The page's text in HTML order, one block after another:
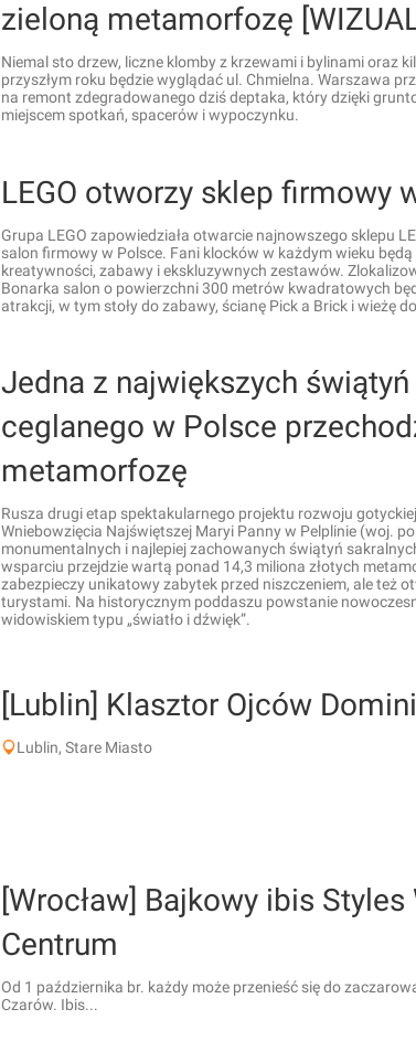
zieloną metamorfozę
Niemal sto drzew, liczne klomby z krzewami i bylinami oraz
przyszłym roku będzie wyglądać ul. Chmielna. Warszawa
na remont zdegradowanego dziś deptaka, który dzięki
miejscem spotkań, spacerów i wypoczynku.
LEGO otworzy sklep firmowy
Grupa LEGO zapowiedziała otwarcie najnowszego sklepu
salon firmowy w Polsce. Fani klocków w każdym wieku
kreatywności, zabawy i ekskluzywnych zestawów.
Bonarka salon o powierzchni 300 metrów kwadratowych
atrakcji, w tym stoły do zabawy, ścianę Pick a Brick i wieżę
Jedna z największych
ceglanego w Polsce
metamorfozę
Rusza drugi etap spektakularnego projektu rozwoju
Wniebowzięcia Najświętszej Maryi Panny w Pelplinie (woj.
monumentalnych i najlepiej zachowanych świątyń
wsparciu przejdzie wartą ponad 14,3 miliona złotych
zabezpieczy unikatowy zabytek przed niszczeniem, ale też
turystami. Na historycznym poddaszu powstanie
widowiskiem typu „światło i dźwięk”.
[Lublin] Klasztor Ojców
Lublin, Stare Miasto
[Wrocław] Bajkowy ibis Styles
Centrum
Od 1 października br. każdy może przenieść się do
Czarów. Ibis...